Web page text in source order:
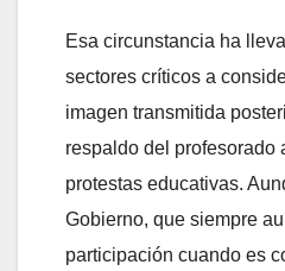
Esa circunstancia ha
sectores críticos a
imagen transmitida
respaldo del profesorado
protestas educativas.
Gobierno, que siempre
participación cuando es